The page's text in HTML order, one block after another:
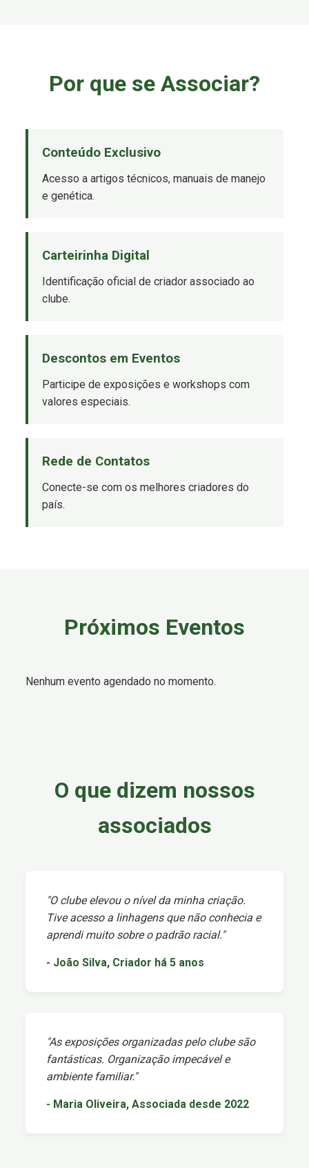
Por que se Associar?
Conteúdo Exclusivo
Acesso a artigos técnicos, manuais de manejo
e genética.
Carteirinha Digital
Identificação oficial de criador associado ao
clube.
Descontos em Eventos
Participe de exposições e workshops com
valores especiais.
Rede de Contatos
Conecte-se com os melhores criadores do
país.
Próximos Eventos
Nenhum evento agendado no momento.
O que dizem nossos
associados
"O clube elevou o nível da minha criação.
Tive acesso a linhagens que não conhecia e
aprendi muito sobre o padrão racial."
- João Silva, Criador há 5 anos
"As exposições organizadas pelo clube são
fantásticas. Organização impecável e
ambiente familiar."
- Maria Oliveira, Associada desde 2022